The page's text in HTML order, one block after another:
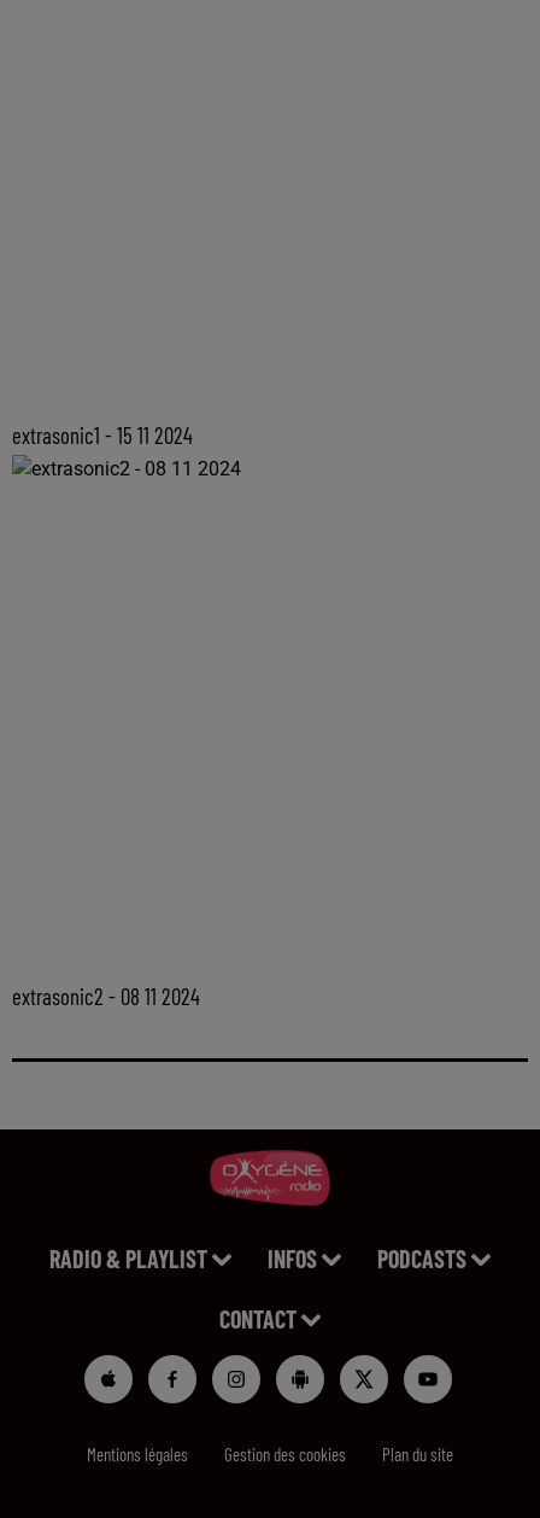
extrasonic1 - 15 11 2024
extrasonic2 - 08 11 2024
RADIO & PLAYLIST INFOS PODCASTS
CONTACT
Mentions légales Gestion des cookies Plan du site